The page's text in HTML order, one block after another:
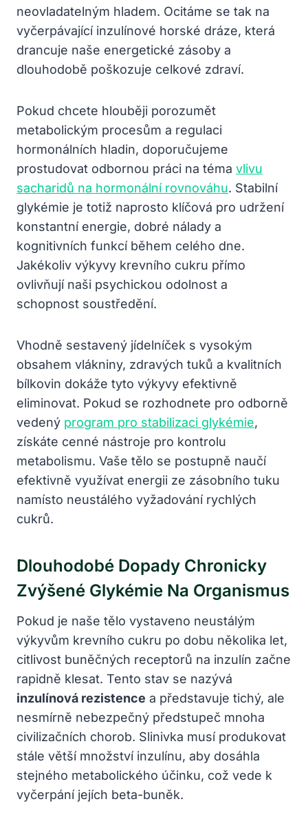
neovladatelným hladem. Ocitáme se tak na
vyčerpávající inzulínové horské dráze, která
drancuje naše energetické zásoby a
dlouhodobě poškozuje celkové zdraví.
Pokud chcete hlouběji porozumět
metabolickým procesům a regulaci
hormonálních hladin, doporučujeme
prostudovat odbornou práci na téma vlivu
sacharidů na hormonální rovnováhu. Stabilní
glykémie je totiž naprosto klíčová pro udržení
konstantní energie, dobré nálady a
kognitivních funkcí během celého dne.
Jakékoliv výkyvy krevního cukru přímo
ovlivňují naši psychickou odolnost a
schopnost soustředění.
Vhodně sestavený jídelníček s vysokým
obsahem vlákniny, zdravých tuků a kvalitních
bílkovin dokáže tyto výkyvy efektivně
eliminovat. Pokud se rozhodnete pro odborně
vedený program pro stabilizaci glykémie,
získáte cenné nástroje pro kontrolu
metabolismu. Vaše tělo se postupně naučí
efektivně využívat energii ze zásobního tuku
namísto neustálého vyžadování rychlých
cukrů.
Dlouhodobé Dopady Chronicky
Zvýšené Glykémie Na Organismus
Pokud je naše tělo vystaveno neustálým
výkyvům krevního cukru po dobu několika let,
citlivost buněčných receptorů na inzulín začne
rapidně klesat. Tento stav se nazývá
inzulínová rezistence a představuje tichý, ale
nesmírně nebezpečný předstupeč mnoha
civilizačních chorob. Slinivka musí produkovat
stále větší množství inzulínu, aby dosáhla
stejného metabolického účinku, což vede k
vyčerpání jejích beta-buněk.